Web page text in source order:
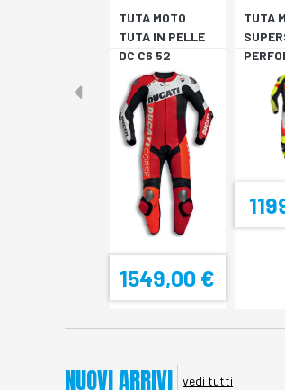
TUTA MOTO
TUTA IN PELLE
DC C6 52
1549,00 €
TUTA
NERO/
NUOVI ARRIVI vedi tutti